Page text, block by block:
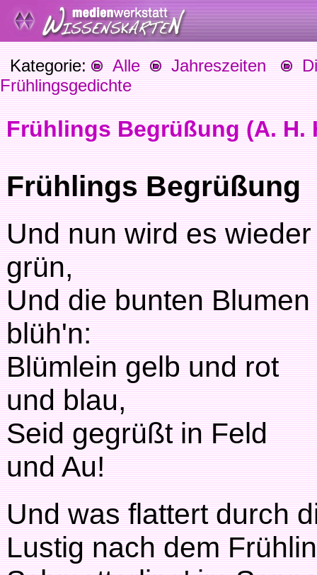
Kategorie: Alle Jahreszeiten
Frühlingsgedichte
Frühlings Begrüßung (A. H.
Frühlings Begrüßung
Und nun wird es wieder
grün,
Und die bunten Blumen
blüh'n:
Blümlein gelb und rot
und blau,
Seid gegrüßt in Feld
und Au!
Und was flattert durch
Lustig nach dem